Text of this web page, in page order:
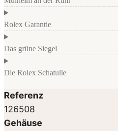
Rolex Garantie
Das grüne Siegel
Die Rolex Schatulle
Referenz
126508
Gehäuse